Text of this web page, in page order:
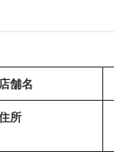
店舗名
所